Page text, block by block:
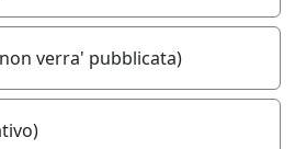
verra' pubblicata)